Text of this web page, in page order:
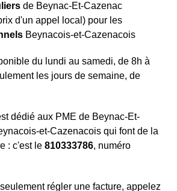
de Beynac-Et-Cazenac
d'un appel local) pour les
Beynacois-et-Cazenacois
du lundi au samedi, de 8h à
les jours de semaine, de
dédié aux PME de Beynac-Et-
et-Cazenacois qui font de la
: c'est le 810333786, numéro
régler une facture, appelez